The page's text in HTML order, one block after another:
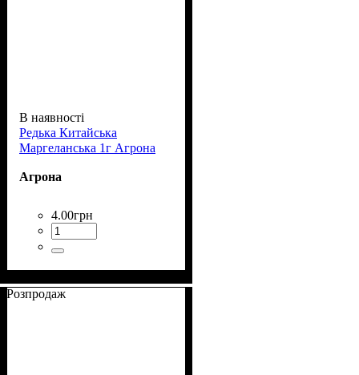
В наявності
Редька Китайська
Маргеланська 1г Агрона
Агрона
4.00грн
Розпродаж